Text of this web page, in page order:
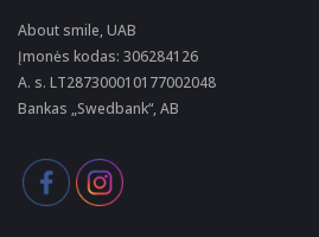
About smile, UAB
Įmonės kodas: 306284126
A. s. LT287300010177002048
Bankas „Swedbank“, AB